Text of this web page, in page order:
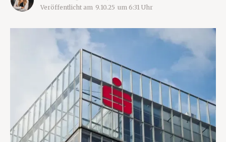
Veröffentlicht am 9.10.25 um 6:31 Uhr